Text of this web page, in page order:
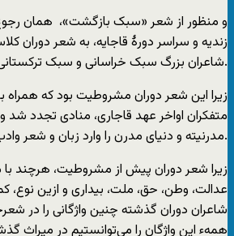
زندیه و سراسر دورۀ قاجایه، به شعر دوران
شاعران بزرگ سبک خراسانی و سبک ترکستانی و عراقی ست.
زیرا این شعر دوران مشروطیت بود که همراه
متفکران اواخر عهد قاجاری، منادی تجدد شد
مدرنیته و دنیای مدرن را وارد زبان و شعر وادب کرد.
زیرا شعر دوران پیش از مشروطیت، هرچند با
عدالت، وطن، حق، ملت، بیداری و ازین نوع،
شاعران دوران گذشته چنین واژگانی را در
همهء این واژگان را می‌توانستیم در میراث